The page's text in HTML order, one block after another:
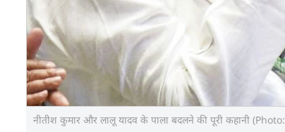
नीतीश कुमार और लालू यादव के पाला बदलने की पूरी कहानी